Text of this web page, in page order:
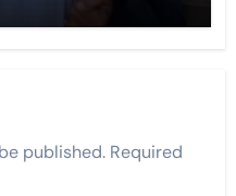
published. Required